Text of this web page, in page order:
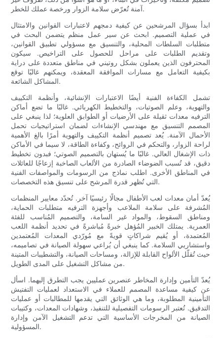
آمنة تُعرّض سلامة الزوار ورخصة عملك للخطر.
ابدأ بسؤال المرشحين عن كيفية دمجهم لاعتبارات القوانين والامتثال
في عملية التصميم. ابحث عن سير عمل منظم يتضمن البحث في
متطلبات السلطات المحلية، والتنسيق مع مسؤولي تطبيق القوانين،
وتقديم الطلبات على مراحل للحصول على التراخيص. سيكون
المحترفون الذين يعملون بشكل روتيني في مناطق متعددة على دراية
بكيفية التعامل مع مسارات الموافقة المعقدة، ويمكنهم غالبًا توقع
المشاكل الشائعة.
تشمل الكفاءة الفنية أيضًا الاعتبارات الإنشائية، وأنظمة التكييف
والتهوية، وعلم الصوتيات، والتخطيط الكهربائي. غالبًا ما تضع أماكن
الترفيه معدات ثقيلة على الأرضيات أو الطوابق العلوية؛ لذا ينبغي على
المصمم التنسيق مع مهندسي الإنشاءات لضمان استراتيجيات تحمل
الأحمال الآمنة. يُعد تصميم أنظمة التكييف والتهوية أمرًا بالغ الأهمية
لراحة الزوار، والتحكم في الروائح، وكفاءة الطاقة، لا سيما في الأماكن
ذات الإشغال العالي. غالبًا ما يُستهان بالتصميم الصوتي؛ فبدون تخطيط
دقيق، قد تُسبب الضوضاء الصادرة من الألعاب الصاخبة إزعاجًا للعائلات
في المناطق الأخرى. اطلب نماذج من الرسومات والمواصفات الفنية
التي تُظهر قدرة المرشح على تنسيق هذه التخصصات.
يُعدّ أمان معدات لعب الأطفال مجالًا رئيسيًا آخر. تُحدّد معايير المنظمات
المُشرفة على سلامة الملاعب وأجهزة الترفيه متطلبات الحماية،
ومناطق السقوط، والمواد غير السامة، والتصميم المُناسب للفئة
العمرية. يمتلك الخبير المُؤهل خبرةً مُباشرةً في تحديد أنظمة اللعب
المُعتمدة، أو يُقيم شراكاتٍ قويةً مع مُورّدي المعدات المُعتمدين
واستشاريي السلامة. كما ينبغي أن يُراعي سهولة الصيانة في تصاميمه،
حيث تُقلّل الألواح القابلة للإزالة، ومساحات الصيانة، والتشطيبات المتينة
من مشاكل التشغيل على المدى الطويل.
يُعدّ التأمين وإدارة المخاطر عنصرين عمليين يجب التطرق إليهما. اسأل
عن كيفية مساعدة المصمم للعملاء في الاستعداد لعمليات التفتيش
التأمينية المطلوبة، وما هي الوثائق التي يقدمها للمطالبات أو عمليات
التدقيق. تُعتبر الرسومات التفصيلية للتنفيذ، وشهادات المعدات، وكتيبات
الصيانة من المخرجات الأساسية التي تدعم التشغيل الآمن وإدارة
المسؤولية.